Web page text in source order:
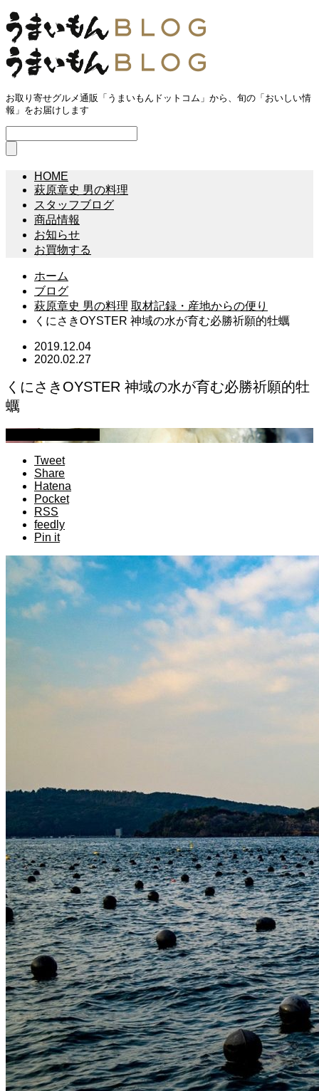
お取り寄せグルメ通販「うまいもんドットコム」から、旬の「おいしい情
報」をお届けします
HOME
萩原章史 男の料理
スタッフブログ
商品情報
お知らせ
お買物する
ホーム
ブログ
萩原章史 男の料理 取材記録・産地からの便り
くにさきOYSTER 神域の水が育む必勝祈願的牡蠣
2019.12.04
2020.02.27
くにさきOYSTER 神域の水が育む必勝祈願的牡
蠣
Tweet
Share
Hatena
Pocket
RSS
feedly
Pin it